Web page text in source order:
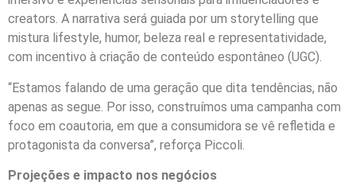
creators. A narrativa será guiada por um storytelling que
mistura lifestyle, humor, beleza real e representatividade,
com incentivo à criação de conteúdo espontâneo (UGC).
“Estamos falando de uma geração que dita tendências, não
apenas as segue. Por isso, construímos uma campanha com
foco em coautoria, em que a consumidora se vê refletida e
protagonista da conversa”, reforça Piccoli.
Projeções e impacto nos negócios